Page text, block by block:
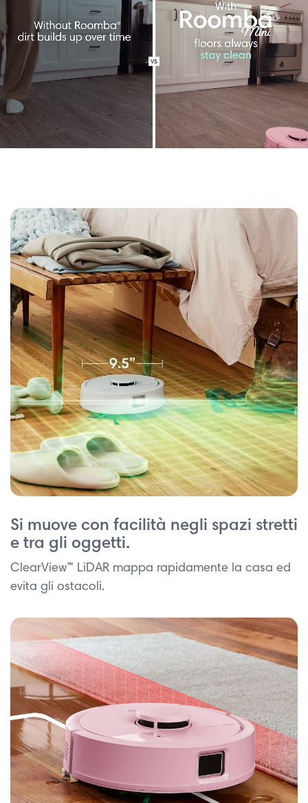
Si muove con facilità negli spazi stretti
e tra gli oggetti.
ClearView™ LiDAR mappa rapidamente la casa ed
evita gli ostacoli.